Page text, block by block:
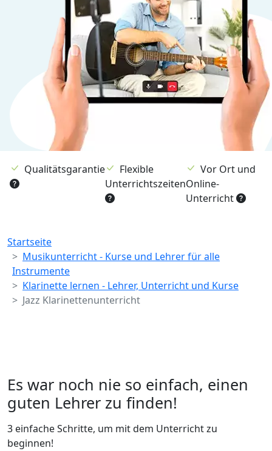
Qualitätsgarantie
Flexible
Unterrichtszeiten
Vor Ort und
Online-
Unterricht
Breadcrumb
Startseite
Musikunterricht - Kurse und Lehrer für alle
Instrumente
Klarinette lernen - Lehrer, Unterricht und Kurse
Jazz Klarinettenunterricht
Es war noch nie so einfach, einen
guten Lehrer zu finden!
3 einfache Schritte, um mit dem Unterricht zu
beginnen!